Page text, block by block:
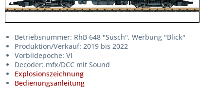
Betriebsnummer: RhB 648 "Susch", Werbung "Blick"
Produktion/Verkauf: 2019 bis 2022
Vorbildepoche: VI
Decoder: mfx/DCC mit Sound
Explosionszeichnung
Bedienungsanleitung